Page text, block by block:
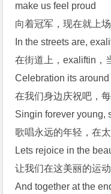
make us feel proud
向着冠军，现在就上
In the streets are,
在街道上，exaliftin，
Celebration its
在我们身边庆祝吧，
Singin forever young,
歌唱永远的年轻，在
Lets rejoice in the
让我们在这美丽的运
And together at the